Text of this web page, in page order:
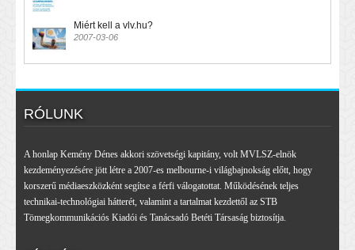
Miért kell a vlv.hu?
2007-03-06
RÓLUNK
A honlap Kemény Dénes akkori szövetségi kapitány, volt MVLSZ-elnök
kezdeményezésére jött létre a 2007-es melbourne-i világbajnokság előtt, hogy
korszerű médiaeszközként segítse a férfi válogatottat. Működésének teljes
technikai-technológiai hátterét, valamint a tartalmat kezdettől az STB
Tömegkommunikációs Kiadói és Tanácsadó Betéti Társaság biztosítja.